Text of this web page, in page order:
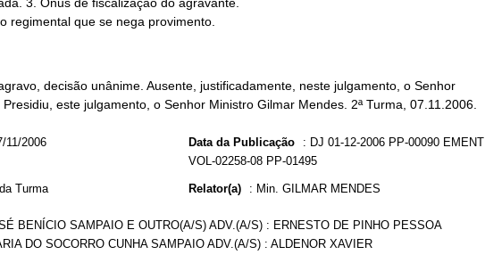
regimental que se nega provimento.
decisão unânime. Ausente, justificadamente, neste julgamento, o Senhor
este julgamento, o Senhor Ministro Gilmar Mendes. 2ª Turma, 07.11.2006.
11/2006 Data da Publicação : DJ 01-12-2006 PP-00090 EMENT
VOL-02258-08 PP-01495
Turma Relator(a) : Min. GILMAR MENDES
BENÍCIO SAMPAIO E OUTRO(A/S) ADV.(A/S) : ERNESTO DE PINHO PESSOA
DO SOCORRO CUNHA SAMPAIO ADV.(A/S) : ALDENOR XAVIER